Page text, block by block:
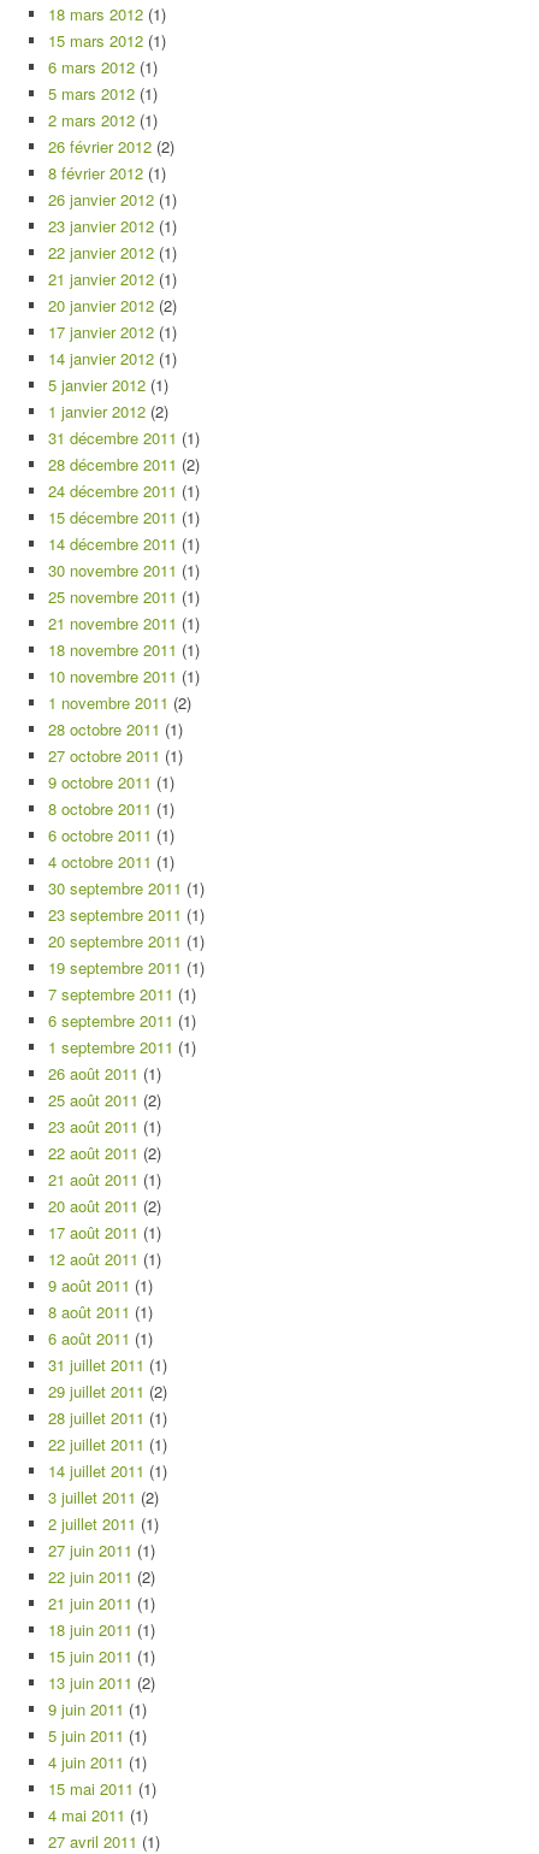
18 mars 2012 (1)
15 mars 2012 (1)
6 mars 2012 (1)
5 mars 2012 (1)
2 mars 2012 (1)
26 février 2012 (2)
8 février 2012 (1)
26 janvier 2012 (1)
23 janvier 2012 (1)
22 janvier 2012 (1)
21 janvier 2012 (1)
20 janvier 2012 (2)
17 janvier 2012 (1)
14 janvier 2012 (1)
5 janvier 2012 (1)
1 janvier 2012 (2)
31 décembre 2011 (1)
28 décembre 2011 (2)
24 décembre 2011 (1)
15 décembre 2011 (1)
14 décembre 2011 (1)
30 novembre 2011 (1)
25 novembre 2011 (1)
21 novembre 2011 (1)
18 novembre 2011 (1)
10 novembre 2011 (1)
1 novembre 2011 (2)
28 octobre 2011 (1)
27 octobre 2011 (1)
9 octobre 2011 (1)
8 octobre 2011 (1)
6 octobre 2011 (1)
4 octobre 2011 (1)
30 septembre 2011 (1)
23 septembre 2011 (1)
20 septembre 2011 (1)
19 septembre 2011 (1)
7 septembre 2011 (1)
6 septembre 2011 (1)
1 septembre 2011 (1)
26 août 2011 (1)
25 août 2011 (2)
23 août 2011 (1)
22 août 2011 (2)
21 août 2011 (1)
20 août 2011 (2)
17 août 2011 (1)
12 août 2011 (1)
9 août 2011 (1)
8 août 2011 (1)
6 août 2011 (1)
31 juillet 2011 (1)
29 juillet 2011 (2)
28 juillet 2011 (1)
22 juillet 2011 (1)
14 juillet 2011 (1)
3 juillet 2011 (2)
2 juillet 2011 (1)
27 juin 2011 (1)
22 juin 2011 (2)
21 juin 2011 (1)
18 juin 2011 (1)
15 juin 2011 (1)
13 juin 2011 (2)
9 juin 2011 (1)
5 juin 2011 (1)
4 juin 2011 (1)
15 mai 2011 (1)
4 mai 2011 (1)
27 avril 2011 (1)